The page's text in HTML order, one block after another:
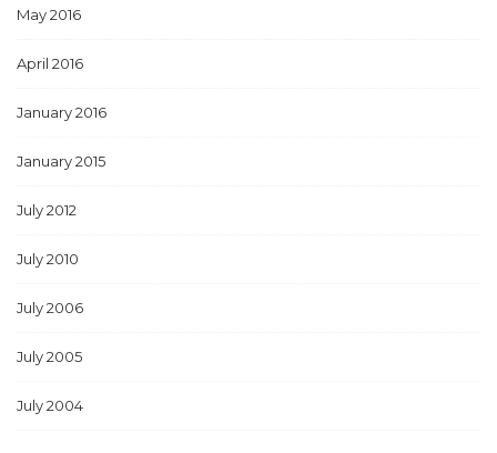
May 2016
April 2016
January 2016
January 2015
July 2012
July 2010
July 2006
July 2005
July 2004